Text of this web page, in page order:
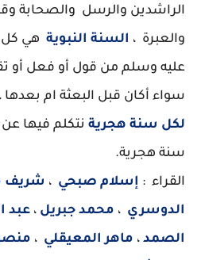
الراشدين والرسل
والعبرة ، السنة النبوية هي كل
عليه وسلم من قول أو فعل أو
سواء أكان قبل البعثة ام بعدها
لكل سنة هجرية نتكلم فيها
سنة هجرية.
القراء : إسلام صبحي ، شريف
الدوسري ، محمد جبريل ، عبد
الصمد ، ماهر المعيقلي ،